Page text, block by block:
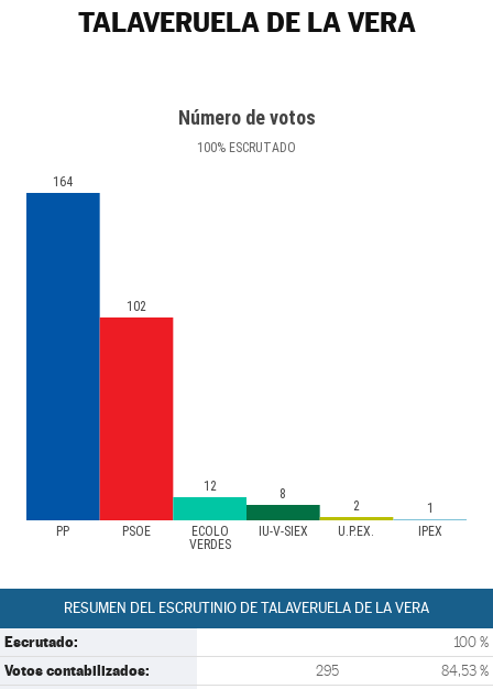
TALAVERUELA DE LA VERA
Número de votos
100% ESCRUTADO
PP PSOE
ECOLO
VERDES
IU-V-SIEX U.P.EX. IPEX
164
102
12 8
2 1
RESUMEN DEL ESCRUTINIO DE TALAVERUELA DE LA VERA
Escrutado: 100 %
Votos contabilizados: 295 84,53 %